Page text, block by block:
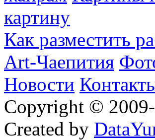
картину
Как разместить
Art-Чаепития
Новости
Copyright ©
Created by